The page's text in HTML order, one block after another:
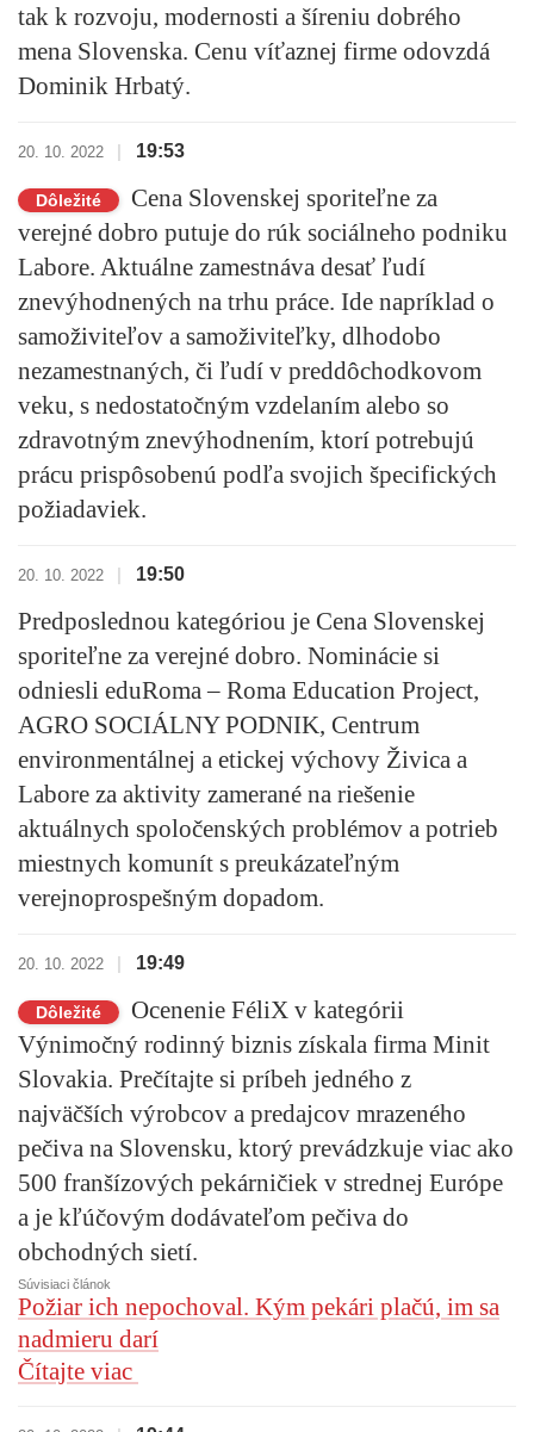
tak k rozvoju, modernosti a šíreniu dobrého
mena Slovenska. Cenu víťaznej firme odovzdá
Dominik Hrbatý.
20. 10. 2022 19:53
Dôležité
Cena Slovenskej sporiteľne za
verejné dobro putuje do rúk sociálneho podniku
Labore. Aktuálne zamestnáva desať ľudí
znevýhodnených na trhu práce. Ide napríklad o
samoživiteľov a samoživiteľky, dlhodobo
nezamestnaných, či ľudí v preddôchodkovom
veku, s nedostatočným vzdelaním alebo so
zdravotným znevýhodnením, ktorí potrebujú
prácu prispôsobenú podľa svojich špecifických
požiadaviek.
20. 10. 2022 19:50
Predposlednou kategóriou je Cena Slovenskej
sporiteľne za verejné dobro. Nominácie si
odniesli eduRoma – Roma Education Project,
AGRO SOCIÁLNY PODNIK, Centrum
environmentálnej a etickej výchovy Živica a
Labore za aktivity zamerané na riešenie
aktuálnych spoločenských problémov a potrieb
miestnych komunít s preukázateľným
verejnoprospešným dopadom.
20. 10. 2022 19:49
Dôležité
Ocenenie FéliX v kategórii
Výnimočný rodinný biznis získala firma Minit
Slovakia. Prečítajte si príbeh jedného z
najväčších výrobcov a predajcov mrazeného
pečiva na Slovensku, ktorý prevádzkuje viac ako
500 franšízových pekárničiek v strednej Európe
a je kľúčovým dodávateľom pečiva do
obchodných sietí.
Súvisiaci článok
Požiar ich nepochoval. Kým pekári plačú, im sa
nadmieru darí
Čítajte viac